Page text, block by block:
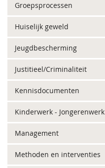
Groepsprocessen
Huiselijk geweld
Jeugdbescherming
Justitieel/Criminaliteit
Kennisdocumenten
Kinderwerk - Jongerenwerk
Management
Methoden en interventies